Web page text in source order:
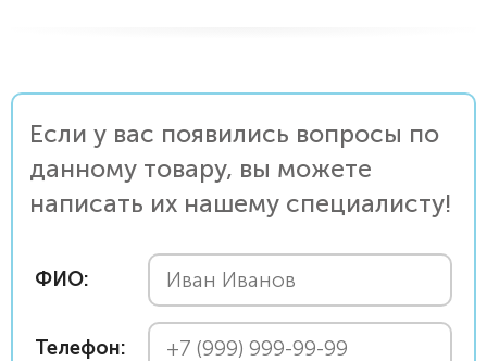
Если у вас появились вопросы по
данному товару, вы можете
написать их нашему специалисту!
ФИО:
Телефон: